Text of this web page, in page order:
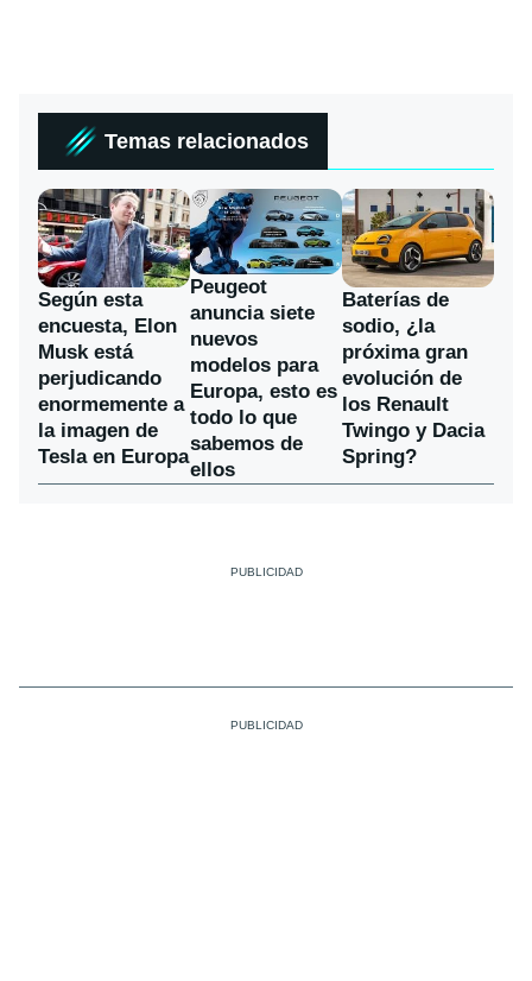
Temas relacionados
Según esta
encuesta, Elon
Musk está
perjudicando
enormemente a
la imagen de
Tesla en Europa
Peugeot
anuncia siete
nuevos
modelos para
Europa, esto es
todo lo que
sabemos de
ellos
Baterías de
sodio, ¿la
próxima gran
evolución de
los Renault
Twingo y Dacia
Spring?